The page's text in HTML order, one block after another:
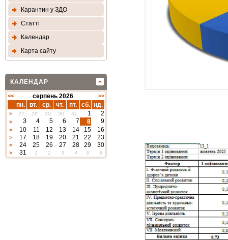
Карантин у ЗДО
Статтi
Календар
Карта сайту
КАЛЕНДАР
<< серпень 2026 >>
пн. вт. ср. чт. пт. сб. нд.
> 27 28 29 30 31 1 2
> 3 4 5 6 7 8 9
> 10 11 12 13 14 15 16
> 17 18 19 20 21 22 23
> 24 25 26 27 28 29 30
> 31 1 2 3 4 5 6